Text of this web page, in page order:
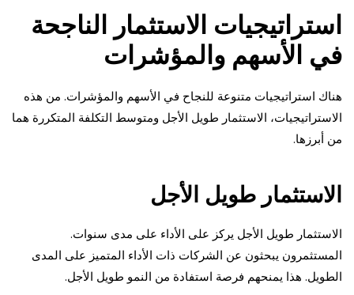
استراتيجيات الاستثمار الناجحة
في الأسهم والمؤشرات
هناك استراتيجيات متنوعة للنجاح في الأسهم والمؤشرات. من هذه
الاستراتيجيات، الاستثمار طويل الأجل ومتوسط التكلفة المتكررة هما
من أبرزها.
الاستثمار طويل الأجل
الاستثمار طويل الأجل يركز على الأداء على مدى سنوات.
المستثمرون يبحثون عن الشركات ذات الأداء المتميز على المدى
الطويل. هذا يمنحهم فرصة استفادة من النمو طويل الأجل.